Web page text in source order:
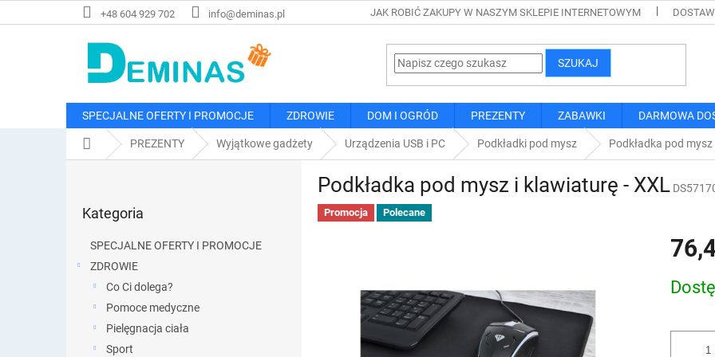
do
+48 604 929 702 info@deminas.pl JAK ROBIĆ ZAKUPY W NASZYM SKLEPIE INTERNETOWYM
SZUKAJ
SPECJALNE OFERTY I PROMOCJE ZDROWIE DOM I OGRÓD PREZENTY ZABAWKI DARMOWA
Home PREZENTY Wyjątkowe gadżety Urządzenia USB i PC Podkładki pod mysz Podkładka pod mysz
kategorie
Kategoria
SPECJALNE OFERTY I PROMOCJE
ZDROWIE
Co Ci dolega?
Pomoce medyczne
Pielęgnacja ciała
Sport
Podkładka pod mysz i klawiaturę - XXL
Promocja Polecane